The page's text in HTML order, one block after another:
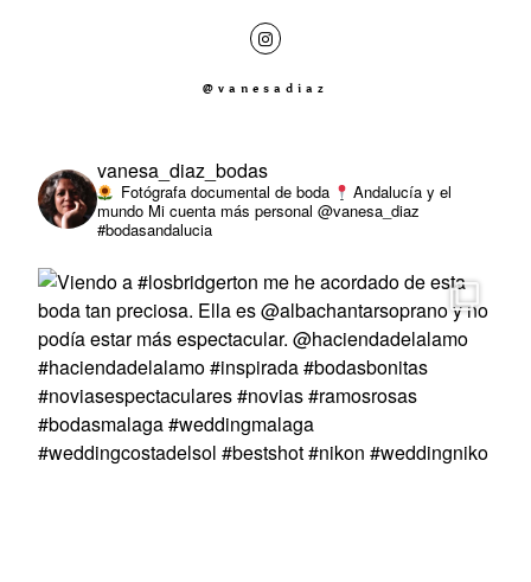
@vanesadiaz
vanesa_diaz_bodas
Fotógrafa documental de boda
Andalucía y el
mundo Mi cuenta más personal @vanesa_diaz
#bodasandalucia